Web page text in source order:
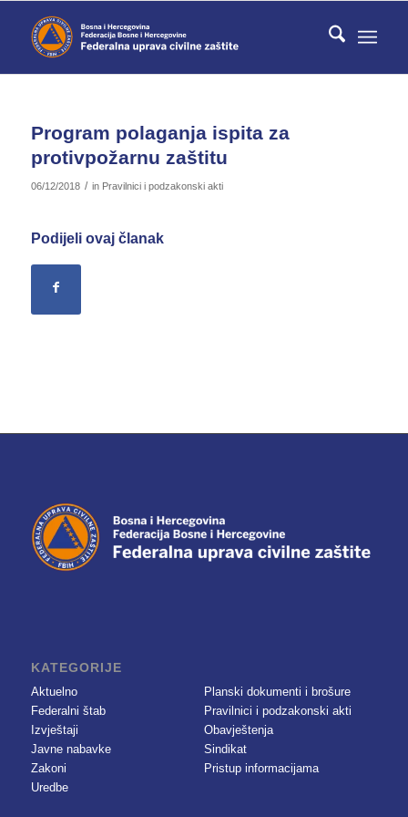
Program polaganja ispita za
protivpožarnu zaštitu
06/12/2018 / in Pravilnici i podzakonski akti
Podijeli ovaj članak
KATEGORIJE
Aktuelno
Federalni štab
Izvještaji
Javne nabavke
Zakoni
Uredbe
Planski dokumenti i brošure
Pravilnici i podzakonski akti
Obavještenja
Sindikat
Pristup informacijama